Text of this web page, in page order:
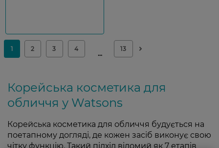
Корейська косметика для
обличчя у Watsons
Корейська косметика для обличчя будується на
поетапному догляді, де кожен засіб виконує свою
чітку функцію. Такий підхід відомий як 7 етапів